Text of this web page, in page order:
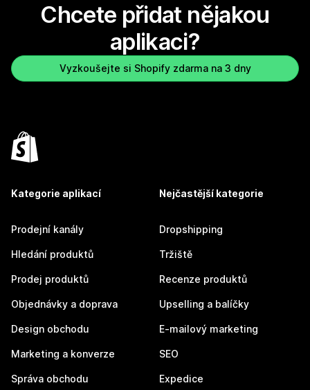
Chcete přidat nějakou
aplikaci?
Vyzkoušejte si Shopify zdarma na 3 dny
Kategorie aplikací
Prodejní kanály
Hledání produktů
Prodej produktů
Objednávky a doprava
Design obchodu
Marketing a konverze
Správa obchodu
Nejčastější kategorie
Dropshipping
Tržiště
Recenze produktů
Upselling a balíčky
E-mailový marketing
SEO
Expedice